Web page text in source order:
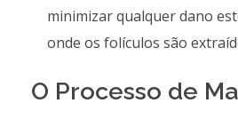
minimizar qualquer dano
onde os folículos são
O Processo de